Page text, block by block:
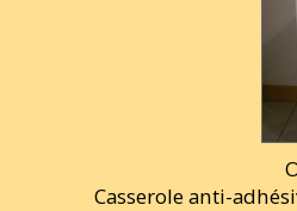
Casserole anti-